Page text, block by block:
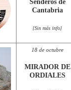
Senderos de
Cantabria
[Sin más info]
18 de octubre
MIRADOR DE
ORDIALES